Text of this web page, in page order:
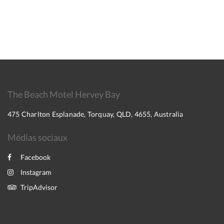
The Beach Motel Hervey Bay
475 Charlton Esplanade, Torquay, QLD, 4655, Australia
Médias sociaux
Facebook
Instagram
TripAdvisor